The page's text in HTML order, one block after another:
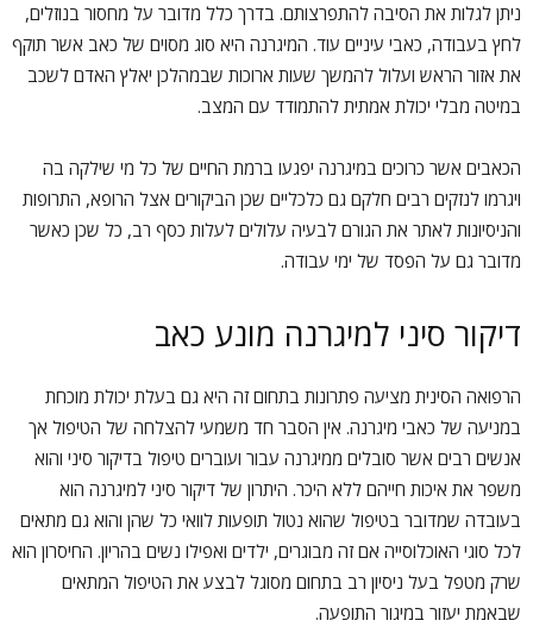
ניתן לגלות את הסיבה להתפרצותם. בדרך כלל מדובר על מחסור בנוזלים,
לחץ בעבודה, כאבי עיניים עוד. המיגרנה היא סוג מסוים של כאב אשר תוקף
את אזור הראש ועלול להמשך שעות ארוכות שבמהלכן יאלץ האדם לשכב
במיטה מבלי יכולת אמתית להתמודד עם המצב.
הכאבים אשר כרוכים במיגרנה יפגעו ברמת החיים של כל מי שילקה בה
ויגרמו לנזקים רבים חלקם גם כלכליים שכן הביקורים אצל הרופא, התרופות
והניסיונות לאתר את הגורם לבעיה עלולים לעלות כסף רב, כל שכן כאשר
מדובר גם על הפסד של ימי עבודה.
דיקור סיני למיגרנה מונע כאב
הרפואה הסינית מציעה פתרונות בתחום זה היא גם בעלת יכולת מוכחת
במניעה של כאבי מיגרנה. אין הסבר חד משמעי להצלחה של הטיפול אך
אנשים רבים אשר סובלים ממיגרנה עבור ועוברים טיפול בדיקור סיני והוא
משפר את איכות חייהם ללא היכר. היתרון של דיקור סיני למיגרנה הוא
בעובדה שמדובר בטיפול שהוא נטול תופעות לוואי כל שהן והוא גם מתאים
לכל סוגי האוכלוסייה אם זה מבוגרים, ילדים ואפילו נשים בהריון. החיסרון הוא
שרק מטפל בעל ניסיון רב בתחום מסוגל לבצע את הטיפול המתאים
שבאמת יעזור במיגור התופעה.